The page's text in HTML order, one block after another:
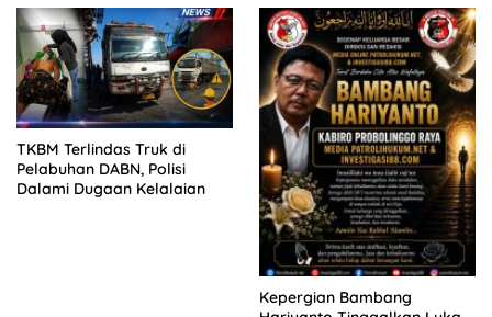
KELUARGA KORBAN
MENGAMUK DI PN MALANG
TKBM Terlindas Truk di
Pelabuhan DABN, Polisi
Dalami Dugaan Kelalaian
Kepergian Bambang